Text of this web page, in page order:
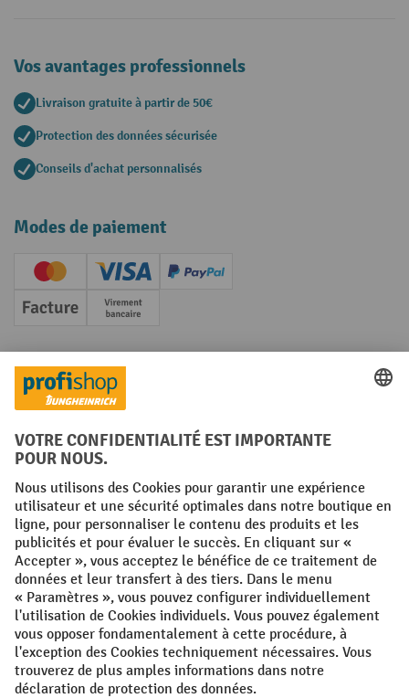
Vos avantages professionnels
Livraison gratuite à partir de 50€
Protection des données sécurisée
Conseils d'achat personnalisés
Modes de paiement
Creditcard (Master)Creditcard (Visa)
PayPal
Facture Paiement anticipé
Réseaux sociaux
Facebook
YouTube
LinkedInInstagram
Conditions générales Mentions légales
Protection des Données Politique de cookies
All prices excl. VAT plusshipping costsand possible delivery charges,
if not stated otherwise.
¹ La remise est valable jusqu'à épuisement des stocks. La remise ne
s'applique pas aux prix spéciaux. Il n'est pas possible de le combiner
avec d'autres réductions en pourcentage ou bons de réduction. | ² Une
réduction unique est offerte lors de la première inscription à la